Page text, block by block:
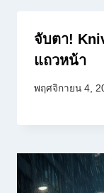
จับตา!
แถวหน้า
พฤศจิกายน 4,